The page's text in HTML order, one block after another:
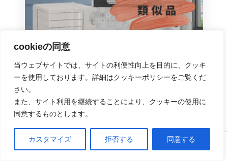
cookieの同意
当ウェブサイトでは、サイトの利便性向上を目的に、クッキ
ーを使用しております。詳細はクッキーポリシーをご覧くだ
さい。
また、サイト利用を継続することにより、クッキーの使用に
同意するものとします。
カスタマイズ 拒否する 同意する
この記事が気に入ったらフォローしよう
フォローする